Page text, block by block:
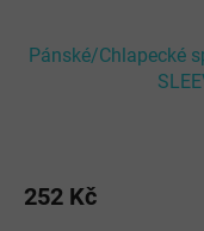
Pánské/Chlapecké
252 Kč